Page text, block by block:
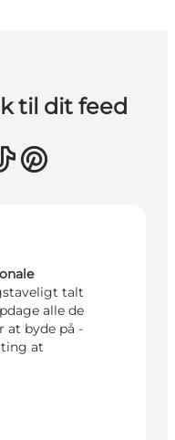
til dit feed
talt
alle de
at byde på -
ting at